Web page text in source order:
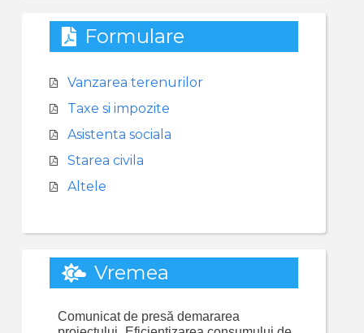
Formulare
Vanzarea terenurilor
Taxe si impozite
Asistenta sociala
Starea civila
Altele
Vremea
Comunicat de presă demararea